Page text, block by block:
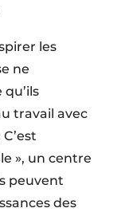
les
ne
travail avec
», un centre
peuvent
des